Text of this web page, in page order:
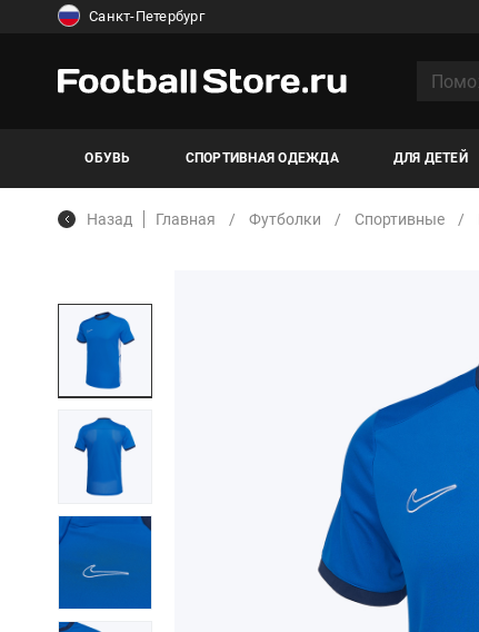
Санкт-Петербург
ОБУВЬ СПОРТИВНАЯ ОДЕЖДА ДЛЯ ДЕТЕЙ
Назад Главная Футболки Спортивные